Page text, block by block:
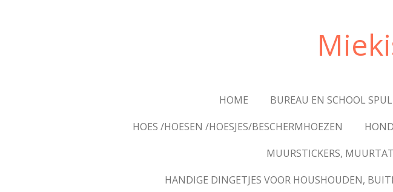
HOME BUREAU EN SCHOOL
HOES /HOESEN /HOESJES/BESCHERMHOEZEN
MUURSTICKERS,
HANDIGE DINGETJES VOOR HOUSHOUDEN,